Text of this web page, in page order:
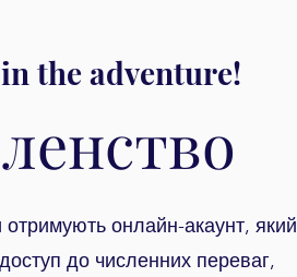
the adventure!
отримують онлайн-акаунт, який
до численних переваг,